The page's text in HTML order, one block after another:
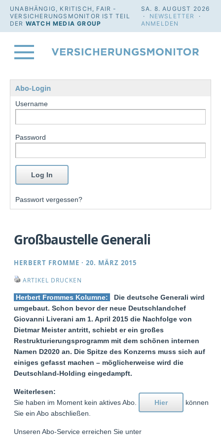
UNABHÄNGIG, KRITISCH, FAIR -
VERSICHERUNGSMONITOR IST TEIL
DER WATCH MEDIA GROUP
SA. 8. AUGUST 2026
· NEWSLETTER
·
ANMELDEN
Abo-Login
Username
Password
Passwort vergessen?
Großbaustelle Generali
HERBERT FROMME ·20. MÄRZ 2015
ARTIKEL DRUCKEN
Herbert Frommes Kolumne:
Die deutsche Generali wird
umgebaut. Schon bevor der neue Deutschlandchef
Giovanni Liverani am 1. April 2015 die Nachfolge von
Dietmar Meister antritt, schiebt er ein großes
Restrukturierungsprogramm mit dem schönen internen
Namen D2020 an. Die Spitze des Konzerns muss sich auf
einiges gefasst machen – möglicherweise wird die
Deutschland-Holding eingedampft.
Weiterlesen:
Sie haben im Moment kein aktives Abo.
Hier
können
Sie ein Abo abschließen.
Unseren Abo-Service erreichen Sie unter